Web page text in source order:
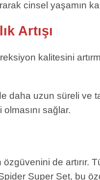
cinsel yaşamın
Artışı
kalitesini
daha uzun süreli ve
sağlar.
de
Super Set, bu